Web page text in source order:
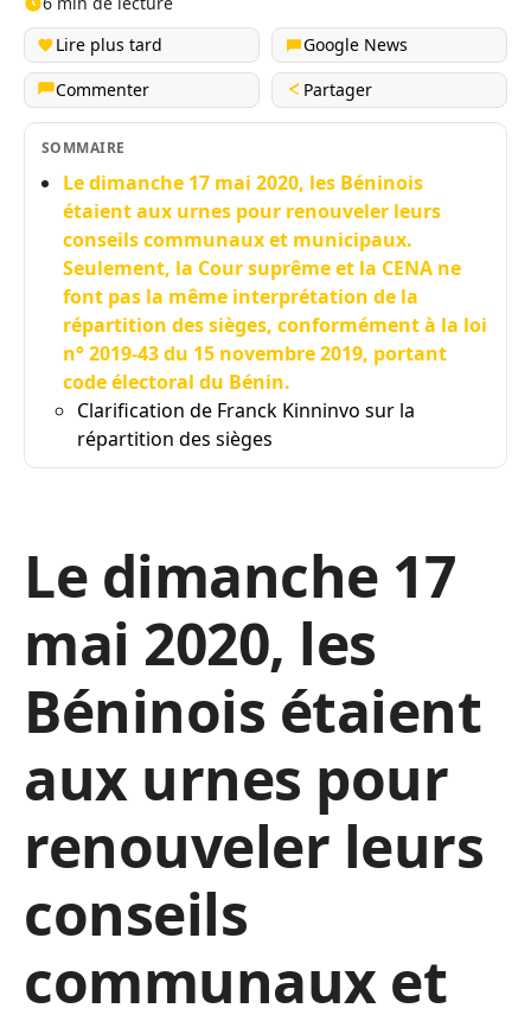
Lire plus tard
Google News
Commenter
Partager
SOMMAIRE
Le dimanche 17 mai 2020, les Béninois
étaient aux urnes pour renouveler leurs
conseils communaux et municipaux.
Seulement, la Cour suprême et la CENA ne
font pas la même interprétation de la
répartition des sièges, conformément à la loi
n° 2019-43 du 15 novembre 2019, portant
code électoral du Bénin.
Clarification de Franck Kinninvo sur la
répartition des sièges
Le dimanche 17
mai 2020, les
Béninois étaient
aux urnes pour
renouveler leurs
conseils
communaux et